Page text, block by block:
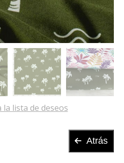
la lista de deseos
Atrás